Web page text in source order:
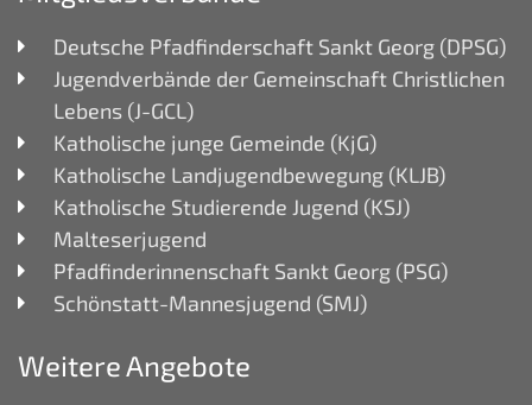
Deutsche Pfadfinderschaft Sankt Georg (DPSG)
Jugendverbände der Gemeinschaft Christlichen
Lebens (J-GCL)
Katholische junge Gemeinde (KjG)
Katholische Landjugendbewegung (KLJB)
Katholische Studierende Jugend (KSJ)
Malteserjugend
Pfadfinderinnenschaft Sankt Georg (PSG)
Schönstatt-Mannesjugend (SMJ)
Weitere Angebote